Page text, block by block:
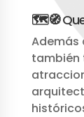
🗺️🧭
Además
también